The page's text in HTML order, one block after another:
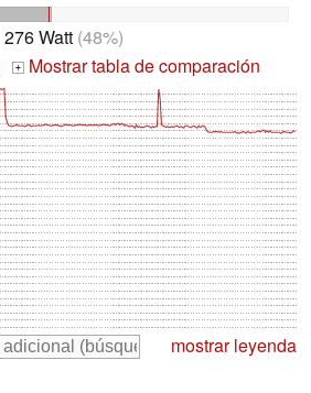
276 Watt (48%)
+ Mostrar tabla de comparación
mostrar leyenda